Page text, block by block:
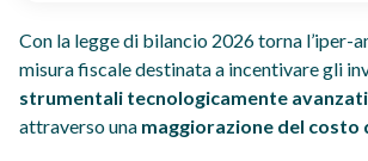
Con la legge di bilancio 2026 torna l’iper-
misura fiscale destinata a incentivare gli
strumentali tecnologicamente
attraverso una maggiorazione del costo